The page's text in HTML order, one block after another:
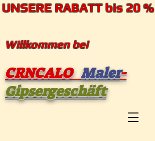
Willkommen bei
CRNCALO Maler-
Gipsergeschäft
UNSERE RABATT bis 20 %